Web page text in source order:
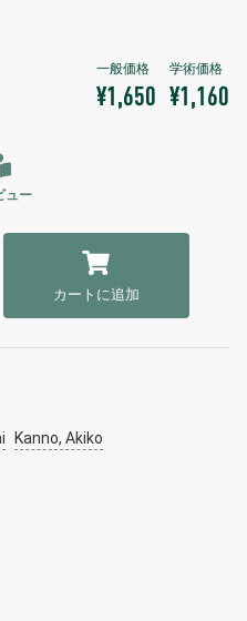
¥1,650 ¥1,160
ュー
カートに追加
Kanno, Akiko